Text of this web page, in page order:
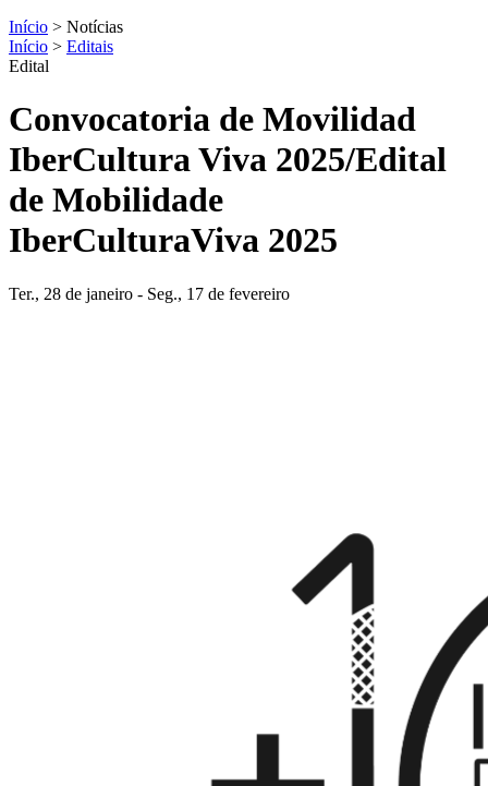
Início > Notícias
Início > Editais
Edital
Convocatoria de Movilidad
IberCultura Viva 2025/Edital
de Mobilidade
IberCulturaViva 2025
Ter., 28 de janeiro - Seg., 17 de fevereiro